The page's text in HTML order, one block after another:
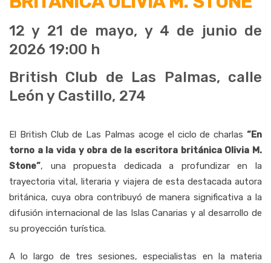
12 y 21 de mayo, y 4 de junio de
2026 19:00 h
British Club de Las Palmas, calle
León y Castillo, 274
El British Club de Las Palmas acoge el ciclo de charlas “En
torno a la vida y obra de la escritora británica Olivia M.
Stone”, una propuesta dedicada a profundizar en la
trayectoria vital, literaria y viajera de esta destacada autora
británica, cuya obra contribuyó de manera significativa a la
difusión internacional de las Islas Canarias y al desarrollo de
su proyección turística.
A lo largo de tres sesiones, especialistas en la materia